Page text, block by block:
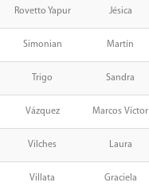
Rovetto Yapur Jésica
Simonian Martín
Trigo Sandra
Vázquez Marcos Víctor
Vilches Laura
Villata Graciela